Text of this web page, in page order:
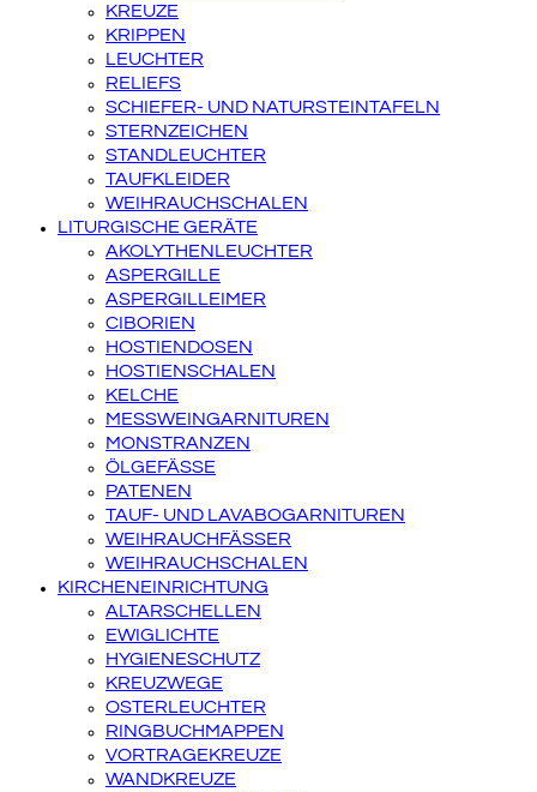
KREUZE
KRIPPEN
LEUCHTER
RELIEFS
SCHIEFER- UND NATURSTEINTAFELN
STERNZEICHEN
STANDLEUCHTER
TAUFKLEIDER
WEIHRAUCHSCHALEN
LITURGISCHE GERÄTE
AKOLYTHENLEUCHTER
ASPERGILLE
ASPERGILLEIMER
CIBORIEN
HOSTIENDOSEN
HOSTIENSCHALEN
KELCHE
MESSWEINGARNITUREN
MONSTRANZEN
ÖLGEFÄSSE
PATENEN
TAUF- UND LAVABOGARNITUREN
WEIHRAUCHFÄSSER
WEIHRAUCHSCHALEN
KIRCHENEINRICHTUNG
ALTARSCHELLEN
EWIGLICHTE
HYGIENESCHUTZ
KREUZWEGE
OSTERLEUCHTER
RINGBUCHMAPPEN
VORTRAGEKREUZE
WANDKREUZE